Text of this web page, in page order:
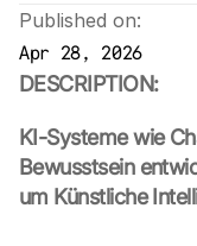
Published on:
Apr 28, 2026
DESCRIPTION:
KI-Systeme wie
Bewusstsein
um Künstliche